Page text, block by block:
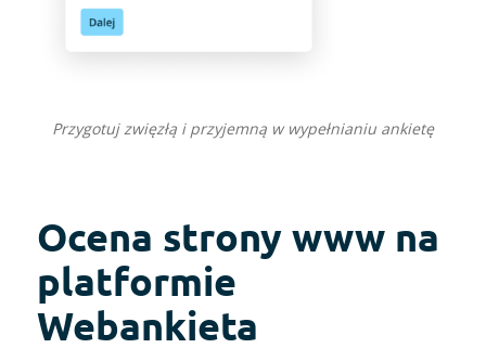
Przygotuj zwięzłą i przyjemną w wypełnianiu ankietę
Ocena strony www na
platformie
Webankieta